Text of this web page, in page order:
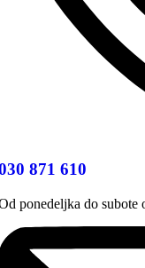
871 610
ponedeljka do subote